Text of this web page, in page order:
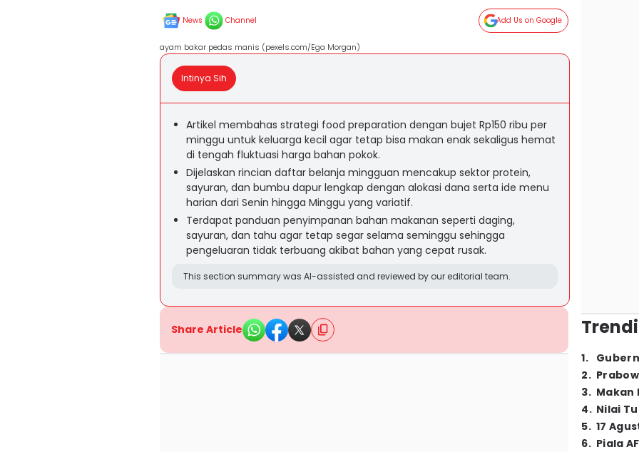
News Channel Add Us on Google
ayam bakar pedas manis (pexels.com/Ega Morgan)
Intinya Sih
Artikel membahas strategi food preparation dengan bujet Rp150 ribu per
minggu untuk keluarga kecil agar tetap bisa makan enak sekaligus hemat
di tengah fluktuasi harga bahan pokok.
Dijelaskan rincian daftar belanja mingguan mencakup sektor protein,
sayuran, dan bumbu dapur lengkap dengan alokasi dana serta ide menu
harian dari Senin hingga Minggu yang variatif.
Terdapat panduan penyimpanan bahan makanan seperti daging,
sayuran, dan tahu agar tetap segar selama seminggu sehingga
pengeluaran tidak terbuang akibat bahan yang cepat rusak.
This section summary was AI-assisted and reviewed by our editorial team.
Share Article
1.
2.
3. Makan
4. Nilai
5. 17
6. Piala